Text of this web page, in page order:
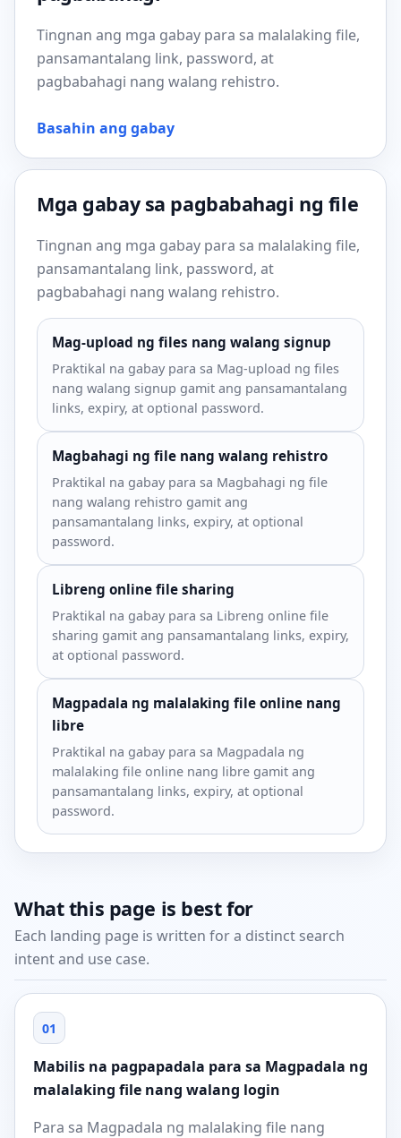
Tingnan ang mga gabay para sa malalaking file,
pansamantalang link, password, at
pagbabahagi nang walang rehistro.
Basahin ang gabay
Mga gabay sa pagbabahagi ng file
Tingnan ang mga gabay para sa malalaking file,
pansamantalang link, password, at
pagbabahagi nang walang rehistro.
Mag-upload ng files nang walang signup
Praktikal na gabay para sa Mag-upload ng files
nang walang signup gamit ang pansamantalang
links, expiry, at optional password.
Magbahagi ng file nang walang rehistro
Praktikal na gabay para sa Magbahagi ng file
nang walang rehistro gamit ang
pansamantalang links, expiry, at optional
password.
Libreng online file sharing
Praktikal na gabay para sa Libreng online file
sharing gamit ang pansamantalang links, expiry,
at optional password.
Magpadala ng malalaking file online nang
libre
Praktikal na gabay para sa Magpadala ng
malalaking file online nang libre gamit ang
pansamantalang links, expiry, at optional
password.
What this page is best for
Each landing page is written for a distinct search
intent and use case.
01
Mabilis na pagpapadala para sa Magpadala ng
malalaking file nang walang login
Para sa Magpadala ng malalaking file nang